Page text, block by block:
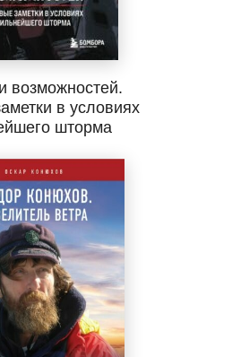
возможностей.
в условиях
шторма